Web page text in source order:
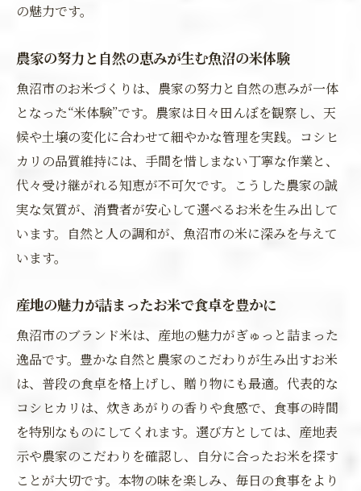
の魅力です。
農家の努力と自然の恵みが生む魚沼の米体験
魚沼市のお米づくりは、農家の努力と自然の恵みが一体
となった“米体験”です。農家は日々田んぼを観察し、天
候や土壌の変化に合わせて細やかな管理を実践。コシヒ
カリの品質維持には、手間を惜しまない丁寧な作業と、
代々受け継がれる知恵が不可欠です。こうした農家の誠
実な気質が、消費者が安心して選べるお米を生み出して
います。自然と人の調和が、魚沼市の米に深みを与えて
います。
産地の魅力が詰まったお米で食卓を豊かに
魚沼市のブランド米は、産地の魅力がぎゅっと詰まった
逸品です。豊かな自然と農家のこだわりが生み出すお米
は、普段の食卓を格上げし、贈り物にも最適。代表的な
コシヒカリは、炊きあがりの香りや食感で、食事の時間
を特別なものにしてくれます。選び方としては、産地表
示や農家のこだわりを確認し、自分に合ったお米を探す
ことが大切です。本物の味を楽しみ、毎日の食事をより